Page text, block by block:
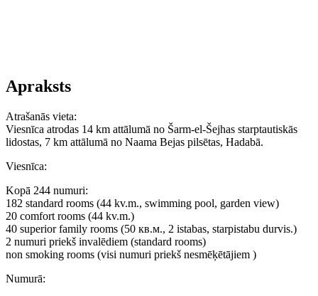
Apraksts
Atrašanās vieta:
Viesnīca atrodas 14 km attālumā no Šarm-el-Šejhas starptautiskās
lidostas, 7 km attālumā no Naama Bejas pilsētas, Hadabā.
Viesnīca:
Kopā 244 numuri:
182 standard rooms (44 kv.m., swimming pool, garden view)
20 comfort rooms (44 kv.m.)
40 superior family rooms (50 кв.м., 2 istabas, starpistabu durvis.)
2 numuri priekš invalēdiem (standard rooms)
non smoking rooms (visi numuri priekš nesmēķētājiem )
Numurā: